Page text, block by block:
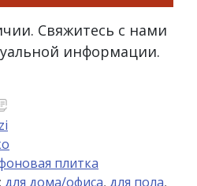
Свяжитесь с нами
информации.
плитка
для дома/офиса, для пола,